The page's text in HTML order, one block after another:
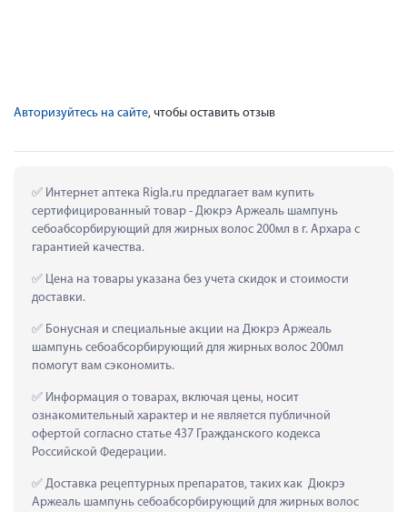
Авторизуйтесь на сайте, чтобы оставить отзыв
Интернет аптека Rigla.ru предлагает вам купить
сертифицированный товар - Дюкрэ Аржеаль шампунь
себоабсорбирующий для жирных волос 200мл в г. Архара с
гарантией качества.
Цена на товары указана без учета скидок и стоимости
доставки.
Бонусная и специальные акции на Дюкрэ Аржеаль
шампунь себоабсорбирующий для жирных волос 200мл
помогут вам сэкономить.
Информация о товарах, включая цены, носит
ознакомительный характер и не является публичной
офертой согласно статье 437 Гражданского кодекса
Российской Федерации.
Доставка рецептурных препаратов, таких как  Дюкрэ
Аржеаль шампунь себоабсорбирующий для жирных волос